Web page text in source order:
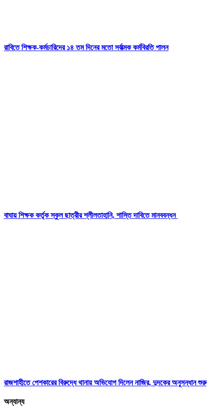
রাবিতে শিক্ষক-কর্মচারিদের ১৪ তম দিনের মতো সর্বাত্মক কর্মবিরতি পালন
বাঘায় শিক্ষক কর্তৃক স্কুল ছাত্রীর শ্লীলতাহানি, শাস্তি দাবিতে মানববন্ধন
রাজশাহীতে পেশকারের বিরুদ্ধে থানায় অভিযোগ দিলেন নাজির, দুদকের অনুসন্ধান শুরু
অন্যান্য